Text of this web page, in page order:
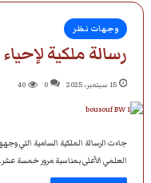
وجهات نظر
رسالة ملكية
15 سبتمبر، 2025 0
40
جاءت الرسالة الملكية السامية التي
العلمي الأعلى بمناسبة مرور خمسة